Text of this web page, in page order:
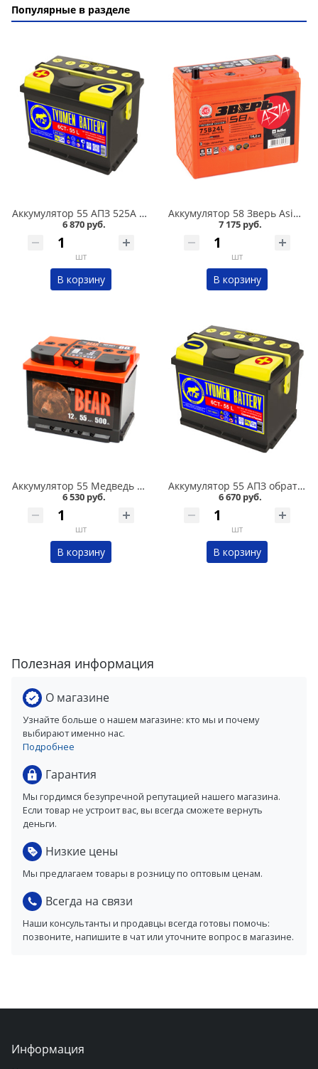
Популярные в разделе
Аккумулятор 55 АПЗ 525А в Омске
6 870 руб.
шт
В корзину
Аккумулятор 58 Зверь Asia обратная полярность 600А в Омске
7 175 руб.
шт
В корзину
Аккумулятор 55 Медведь BatBEAR 520А в Омске
6 530 руб.
шт
В корзину
Аккумулятор 55 АПЗ обратная полярность 525А в Омске
6 670 руб.
шт
В корзину
Полезная информация
О магазине
Узнайте больше о нашем магазине: кто мы и почему
выбирают именно нас.
Подробнее
Гарантия
Мы гордимся безупречной репутацией нашего магазина.
Если товар не устроит вас, вы всегда сможете вернуть
деньги.
Низкие цены
Мы предлагаем товары в розницу по оптовым ценам.
Всегда на связи
Наши консультанты и продавцы всегда готовы помочь:
позвоните, напишите в чат или уточните вопрос в магазине.
Информация